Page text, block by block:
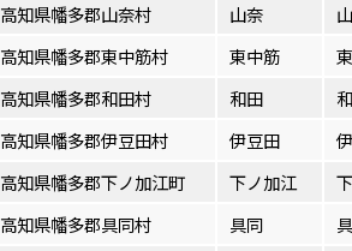
高知県幡多郡山奈村 山奈
高知県幡多郡東中筋村 東中筋
高知県幡多郡和田村 和田
高知県幡多郡伊豆田村 伊豆田
高知県幡多郡下ノ加江町 下ノ加江
高知県幡多郡具同村 具同